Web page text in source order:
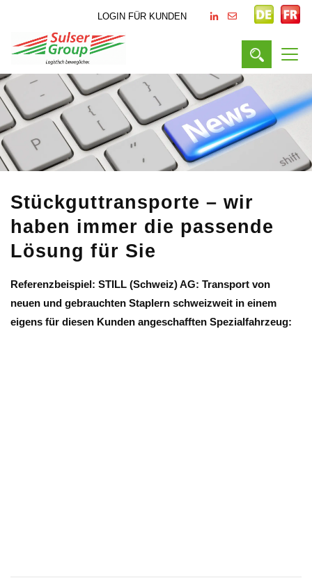
LOGIN FÜR KUNDEN
Stückguttransporte – wir
haben immer die passende
Lösung für Sie
Referenzbeispiel: STILL (Schweiz) AG: Transport von
neuen und gebrauchten Staplern schweizweit in einem
eigens für diesen Kunden angeschafften Spezialfahrzeug: